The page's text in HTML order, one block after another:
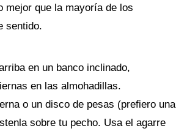
mejor que la mayoría de los
sentido.
en un banco inclinado,
en las almohadillas.
o un disco de pesas (prefiero una
sobre tu pecho. Usa el agarre